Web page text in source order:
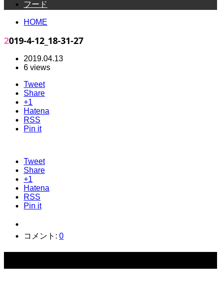
フード
HOME
2019-4-12_18-31-27
2019.04.13
6 views
Tweet
Share
+1
Hatena
RSS
Pin it
Tweet
Share
+1
Hatena
RSS
Pin it
コメント: 0